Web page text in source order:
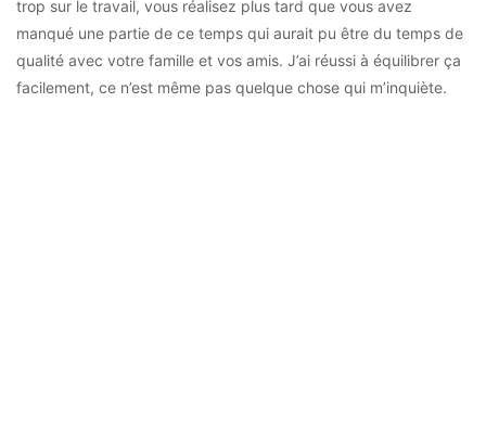
trop sur le travail, vous réalisez plus tard que vous avez
manqué une partie de ce temps qui aurait pu être du temps de
qualité avec votre famille et vos amis. J’ai réussi à équilibrer ça
facilement, ce n’est même pas quelque chose qui m’inquiète.